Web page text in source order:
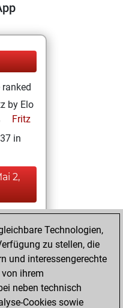
by Elo
Fritz
in
2,
a
of 16
Fritz
Elo
Technologien,
zu stellen, die
und interessengerechte
ihrem
neben technisch
Cookies sowie